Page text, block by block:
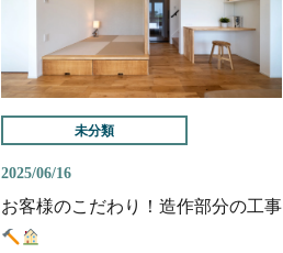
未分類
2025/06/16
お客様のこだわり！造作部分の工事